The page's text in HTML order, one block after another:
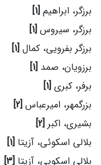
برزگر، ابراهیم [1]
برزگر، سیروس [1]
برزگر بفرویی، کمال [1]
برزویان، صمد [1]
برفر، کبری [1]
بزرگمهر، امیرعباس [2]
بشیری، اکبر [2]
بلالی اسکوئی، آزیتا [1]
بلالی اسکویی، آزیتا [3]